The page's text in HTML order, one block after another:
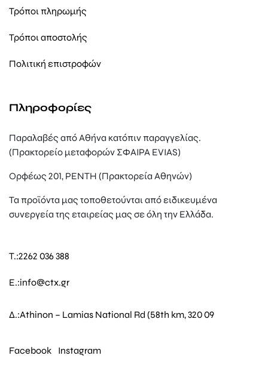
Τρόποι πληρωμής
Τρόποι αποστολής
Πολιτική επιστροφών
Πληροφορίες
Παραλαβές από Αθήνα κατόπιν παραγγελίας.
(Πρακτορείο μεταφορών ΣΦΑΙΡΑ EVIAS)
Ορφέως 201, ΡΕΝΤΗ (Πρακτορεία Αθηνών)
Τα προϊόντα μας τοποθετούνται από ειδικευμένα
συνεργεία της εταιρείας μας σε όλη την Ελλάδα.
T.:2262 036 388
E.:info@ctx.gr
Δ.:Athinon – Lamias National Rd (58th km, 320 09
Facebook Instagram